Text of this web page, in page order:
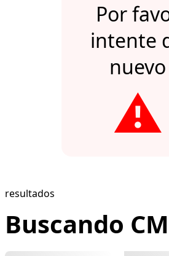
Por
intente
nuevo
⚠️
resultados
Buscando